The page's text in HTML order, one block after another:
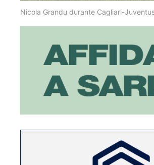
Nicola Grandu durante Cagliari-